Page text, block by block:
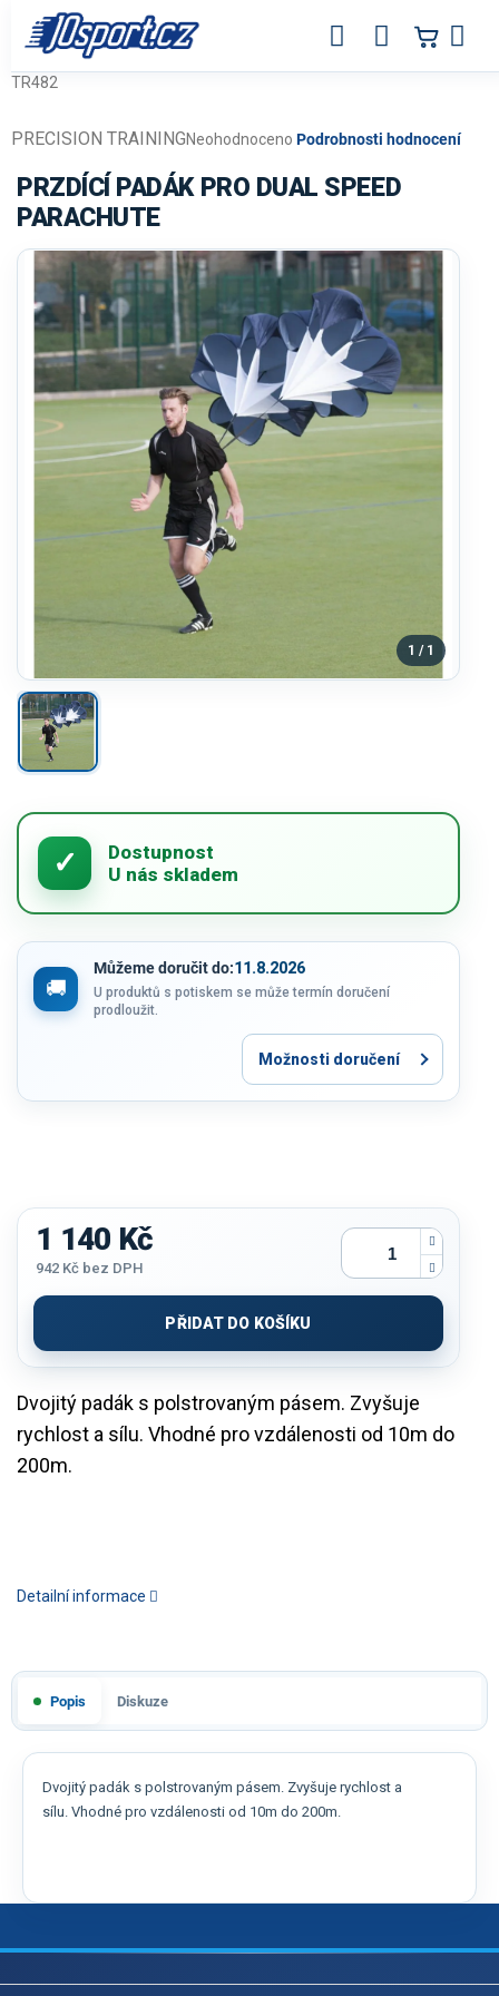
obsah
TR482
Průměrné
produktu
je
5
hvězdiček.
Neohodnoceno Podrobnosti hodnocení
PRECISION TRAINING
PRZDÍCÍ PADÁK PRO DUAL SPEED
PARACHUTE
1 / 1
Můžeme doručit do:11.8.2026
U produktů s potiskem se může termín doručení
prodloužit.
Možnosti doručení
Dvojitý padák s polstrovaným pásem. Zvyšuje
rychlost a sílu. Vhodné pro vzdálenosti od 10m do
200m.
Detailní informace
1 140 Kč
942 Kč bez DPH
cena:
PŘIDAT DO KOŠÍKU
Popis Diskuze
Dvojitý padák s polstrovaným pásem. Zvyšuje rychlost a
sílu. Vhodné pro vzdálenosti od 10m do 200m.
Z